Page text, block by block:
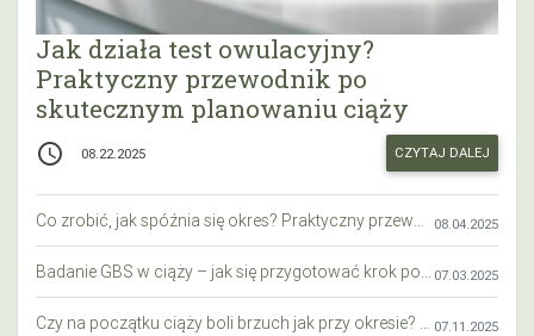
Jak działa test owulacyjny?
Praktyczny przewodnik po
skutecznym planowaniu ciąży
access_time 08.22.2025 CZYTAJ DALEJ
Co zrobić, jak spóźnia się okres? Praktyczny przewodnik krok po kroku 08.04.2025
Badanie GBS w ciąży – jak się przygotować krok po kroku? 07.03.2025
Czy na początku ciąży boli brzuch jak przy okresie? Wyjaśniamy objawy i różnice 07.11.2025